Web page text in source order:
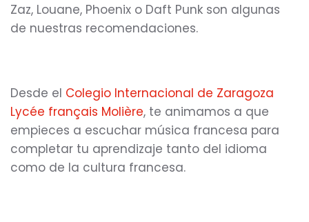
Zaz, Louane, Phoenix o Daft Punk son algunas
de nuestras recomendaciones.
Desde el Colegio Internacional de Zaragoza
Lycée français Molière, te animamos a que
empieces a escuchar música francesa para
completar tu aprendizaje tanto del idioma
como de la cultura francesa.